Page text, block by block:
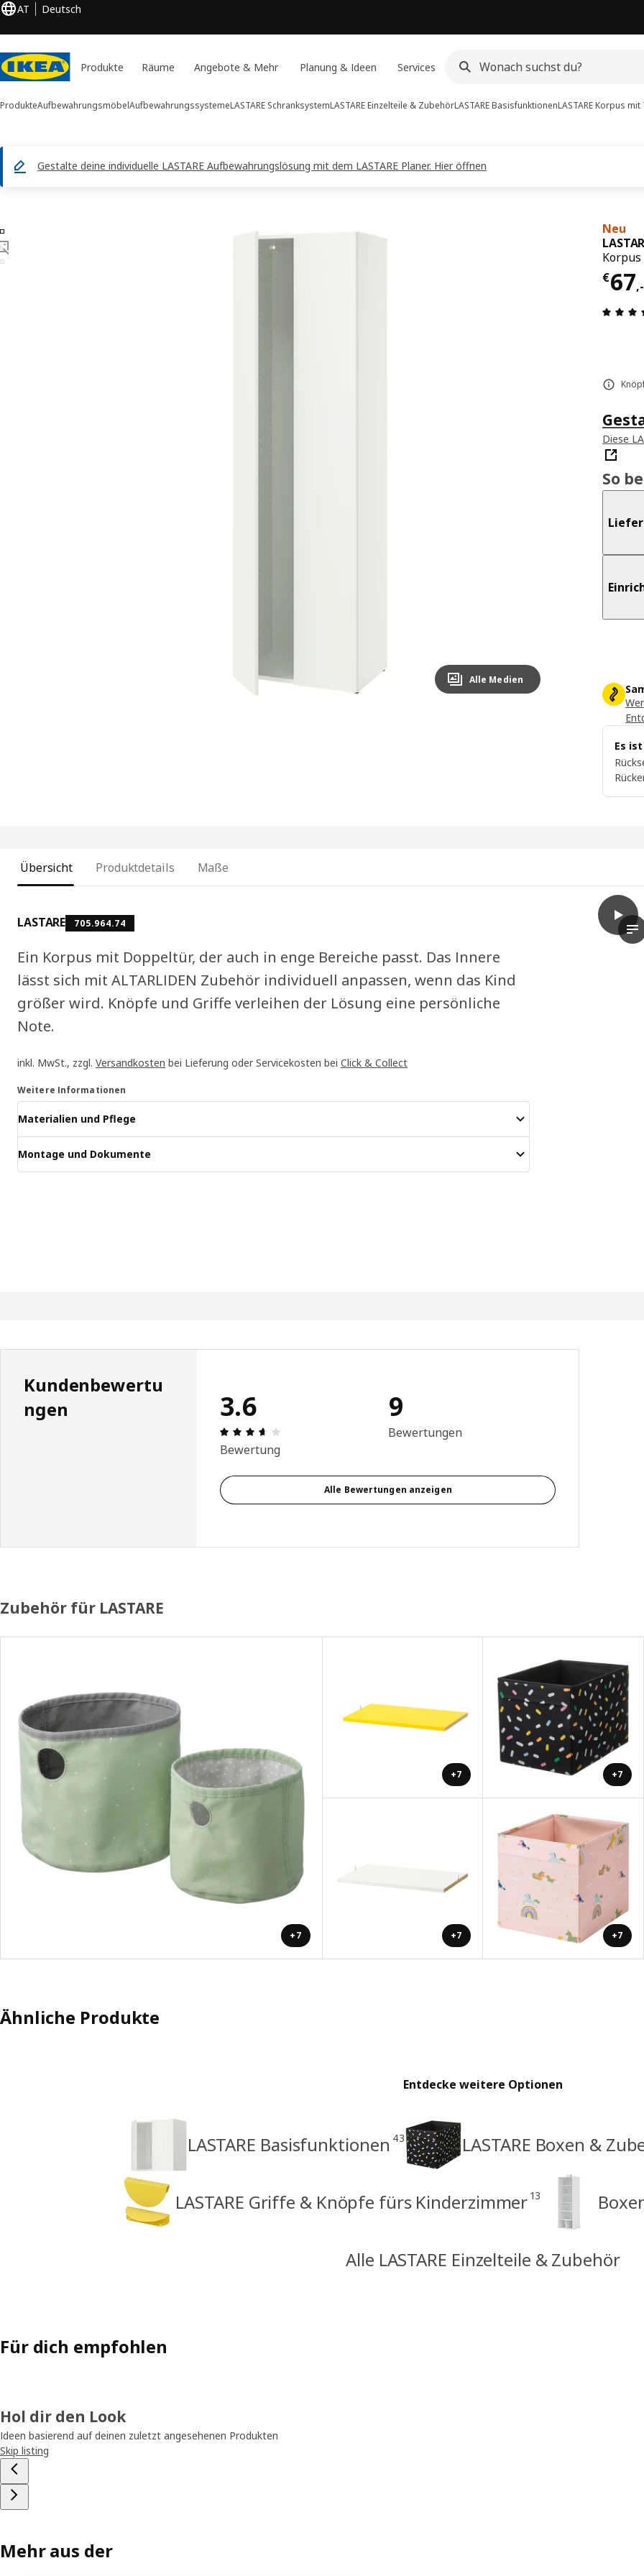
AT Deutsch
Produkte Räume Angebote & Mehr Planung & Ideen Services
ProdukteAufbewahrungsmöbelAufbewahrungssystemeLASTARE SchranksystemLASTARE Einzelteile & ZubehörLASTARE BasisfunktionenLASTAREKorpus mit
Gestalte deine individuelle LASTARE Aufbewahrungslösung mit dem LASTARE Planer. Hier öffnen
3 LASTARE -Bilder
Alle Medien
Neu
€67,-
Diese
So
Es
Übersicht Produktdetails Maße
LASTARE 705.964.74
Ein Korpus mit Doppeltür, der auch in enge Bereiche passt. Das Innere
lässt sich mit ALTARLIDEN Zubehör individuell anpassen, wenn das Kind
größer wird. Knöpfe und Griffe verleihen der Lösung eine persönliche
Note.
inkl. MwSt., zzgl. Versandkosten bei Lieferung oder Servicekosten bei Click & Collect
Weitere Informationen
Materialien und Pflege
Montage und Dokumente
play
Kundenbewertu
ngen
3.6
Produktbewertung: 3.6 von 5 Sterne Alle Bewertungen: 9
Bewertung
9
Bewertungen
Alle Bewertungen anzeigen
Zubehör für LASTARE
+7
+7 +7
+7 +7
Ähnliche Produkte
Entdecke weitere Optionen
LASTARE Basisfunktionen 43 LASTARE Boxen &
LASTARE Griffe & Knöpfe fürs Kinderzimmer 13
Alle LASTARE Einzelteile & Zubehör
Für dich empfohlen
Hol dir den Look
Ideen basierend auf deinen zuletzt angesehenen Produkten
Skip listing
Mehr aus der